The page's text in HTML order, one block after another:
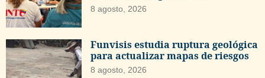
8 agosto, 2026
Funvisis estudia ruptura geológica
para actualizar mapas de riesgos
8 agosto, 2026